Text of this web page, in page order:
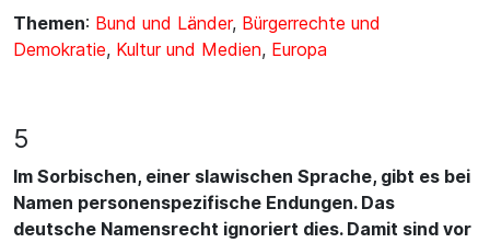
Themen: Bund und Länder, Bürgerrechte und
Demokratie, Kultur und Medien, Europa
5
Im Sorbischen, einer slawischen Sprache, gibt es bei
Namen personenspezifische Endungen. Das
deutsche Namensrecht ignoriert dies. Damit sind vor